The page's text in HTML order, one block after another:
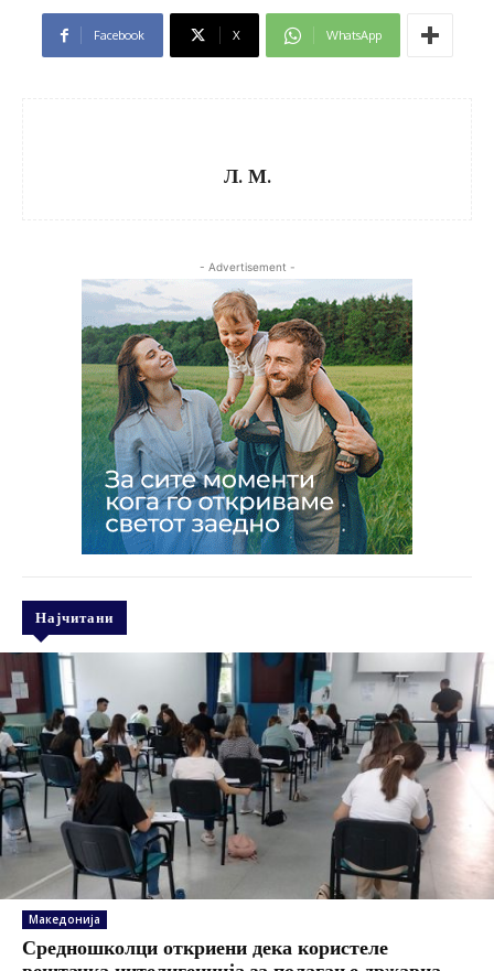
Facebook X WhatsApp
Л. М.
- Advertisement -
Најчитани
Македонија
Средношколци откриени дека користеле